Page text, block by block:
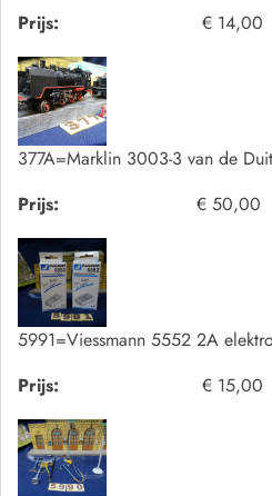
Prijs:
€ 14,00
377A=Marklin 3003-3 van de
Prijs:
€ 50,00
5991=Viessmann 5552 2A
Prijs:
€ 15,00